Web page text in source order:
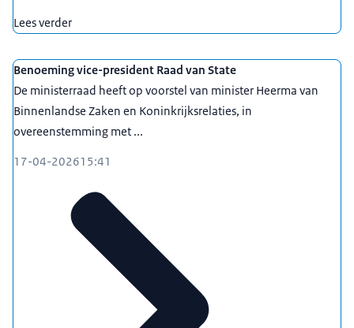
Lees verder
Benoeming vice-president Raad van State
De ministerraad heeft op voorstel van minister Heerma van
Binnenlandse Zaken en Koninkrijksrelaties, in
overeenstemming met ...
17-04-202615:41